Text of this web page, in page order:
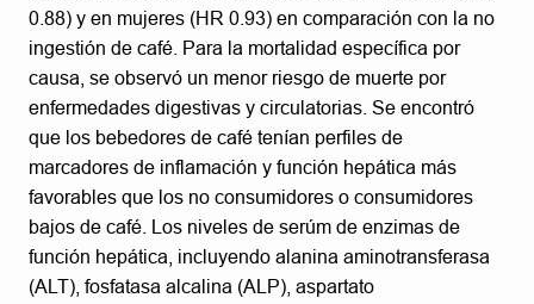
0.88) y en mujeres (HR 0.93) en comparación con la no
ingestión de café. Para la mortalidad específica por
causa, se observó un menor riesgo de muerte por
enfermedades digestivas y circulatorias. Se encontró
que los bebedores de café tenían perfiles de
marcadores de inflamación y función hepática más
favorables que los no consumidores o consumidores
bajos de café. Los niveles de serúm de enzimas de
función hepática, incluyendo alanina aminotransferasa
(ALT), fosfatasa alcalina (ALP), aspartato